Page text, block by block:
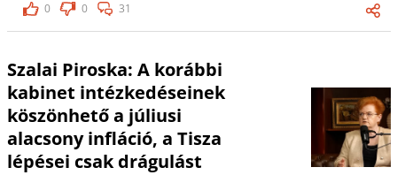
0
0 31
Szalai Piroska: A korábbi
kabinet intézkedéseinek
köszönhető a júliusi
alacsony infláció, a Tisza
lépései csak drágulást